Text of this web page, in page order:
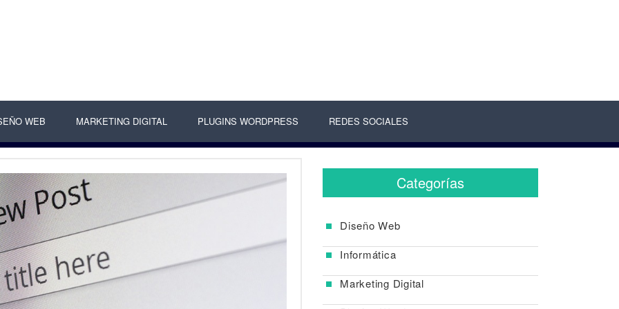
WEB MARKETING DIGITAL PLUGINS WORDPRESS REDES SOCIALES
Categorías
Diseño Web
Informática
Marketing Digital